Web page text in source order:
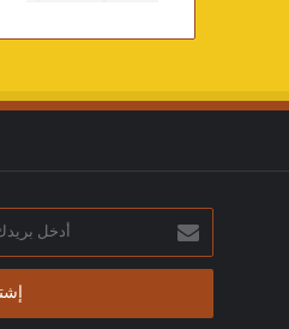
أدخل
بريدك
الإلكتروني